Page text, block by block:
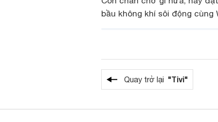
bầu không khí sôi động cùng
Quay trở lại "Tivi"